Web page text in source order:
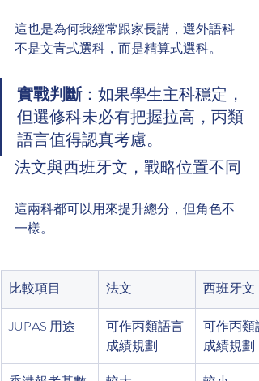
這也是為何我經常跟家長講，選外語科
不是文青式選科，而是精算式選科。
實戰判斷：如果學生主科穩定，
但選修科未必有把握拉高，丙類
語言值得認真考慮。
法文與西班牙文，戰略位置不同
這兩科都可以用來提升總分，但角色不
一樣。
比較項目 法文 西班牙文
JUPAS 用途
可作丙類語言
成績規劃
可作丙類
成績規劃